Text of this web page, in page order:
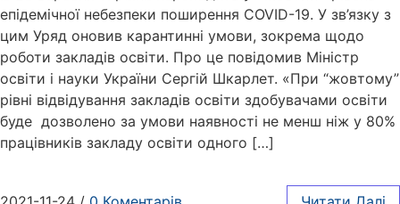
епідемічної небезпеки поширення COVID-19. У зв’язку з
цим Уряд оновив карантинні умови, зокрема щодо
роботи закладів освіти. Про це повідомив Міністр
освіти і науки України Сергій Шкарлет. «При “жовтому”
рівні відвідування закладів освіти здобувачами освіти
буде дозволено за умови наявності не менш ніж у 80%
працівників закладу освіти одного […]